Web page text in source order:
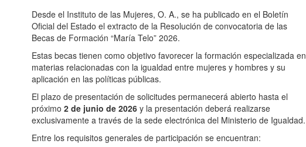
Desde el Instituto de las Mujeres, O. A., se ha publicado en el Boletín
Oficial del Estado el extracto de la Resolución de convocatoria de las
Becas de Formación “María Telo” 2026.
Estas becas tienen como objetivo favorecer la formación especializada en
materias relacionadas con la igualdad entre mujeres y hombres y su
aplicación en las políticas públicas.
El plazo de presentación de solicitudes permanecerá abierto hasta el
próximo 2 de junio de 2026y la presentación deberá realizarse
exclusivamente a través de la sede electrónica del Ministerio de Igualdad.
Entre los requisitos generales de participación se encuentran: